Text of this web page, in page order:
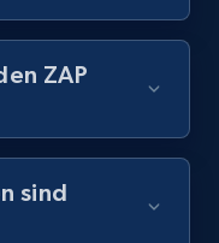
Video url,
ZAP
sind